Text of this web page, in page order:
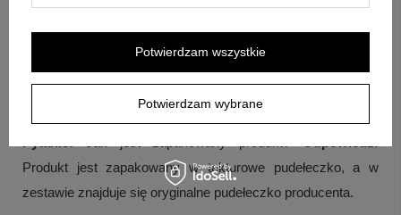
Pytanie:Z czego wykonana jest płaskorzeźba?
Wykonana jest w technologii bi laminatu: na
zabezpieczoną lakierem ochronnym.
Produkt jest zapakowany w tekturowe pudełeczko, a w
zestawie znajduje się oryginalne pudełeczko producenta.
Potwierdzam wybrane
Potwierdzam wszystkie